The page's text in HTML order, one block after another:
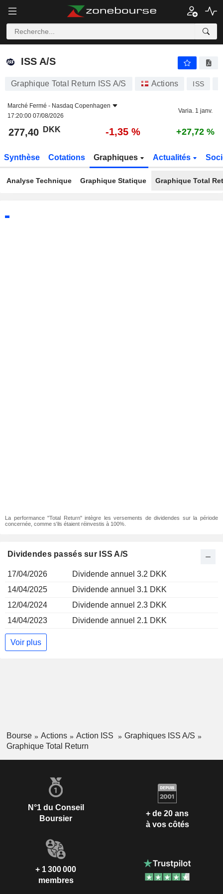
ISS A/S
ISS A/S
Graphique Total Return ISS A/S Actions ISS
Marché Fermé - Nasdaq Copenhagen
17:20:00 07/08/2026
Varia. 1 janv.
277,40 DKK -1,35 % +27,72 %
Synthèse Cotations Graphiques Actualités
Analyse Technique Graphique Statique Graphique Total
La performance "Total Return" intègre les versements de dividendes sur la période
concernée, comme s'ils étaient réinvestis à 100%.
Dividendes passés sur ISS A/S
17/04/2026
Dividende annuel 3.2 DKK
14/04/2025
Dividende annuel 3.1 DKK
12/04/2024
Dividende annuel 2.3 DKK
14/04/2023
Dividende annuel 2.1 DKK
Voir plus
Bourse Actions Action ISS
Graphiques ISS A/S
Graphique Total Return
N°1 du Conseil
Boursier
+ de 20 ans
à vos côtés
+ 1 300 000
membres